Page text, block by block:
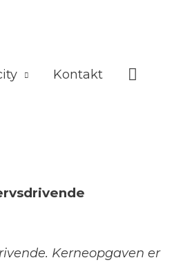
Kontakt Søg
Kerneopgaven er